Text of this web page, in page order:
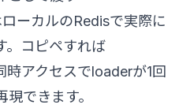
ーカルのRedisで実際に
。コピペすれば
時アクセスでloaderが1回
できます。